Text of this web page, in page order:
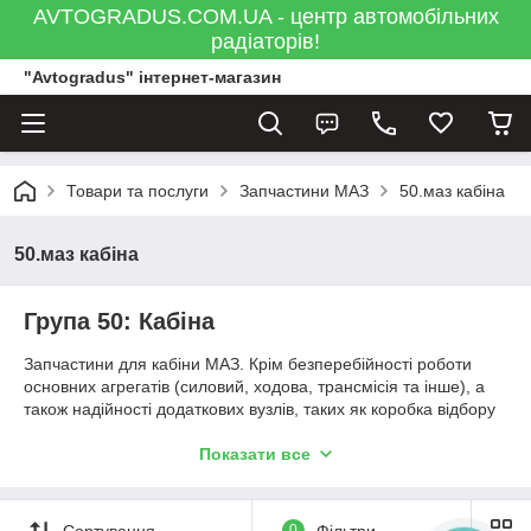
AVTOGRADUS.COM.UA - центр автомобільних
радіаторів!
"Avtogradus" інтернет-магазин
Товари та послуги Запчастини МАЗ 50.маз кабіна
50.маз кабіна
Група 50: Кабіна
Запчастини для кабіни МАЗ. Крім безперебійності роботи
основних агрегатів (силовий, ходова, трансмісія та інше), а
також надійності додаткових вузлів, таких як коробка відбору
момент – його власна комфортність. А даний момент
основне робоче місце – кабіна. При цьому внутрішнє
оформлення, це лише одна зі складових, тим більше, що
Показати все